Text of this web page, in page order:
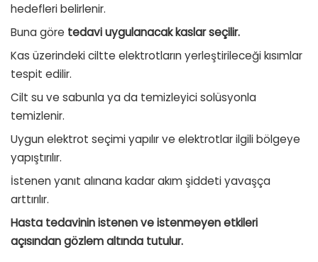
hedefleri belirlenir.
Buna göre tedavi uygulanacak kaslar seçilir.
Kas üzerindeki ciltte elektrotların yerleştirileceği kısımlar
tespit edilir.
Cilt su ve sabunla ya da temizleyici solüsyonla
temizlenir.
Uygun elektrot seçimi yapılır ve elektrotlar ilgili bölgeye
yapıştırılır.
İstenen yanıt alınana kadar akım şiddeti yavaşça
arttırılır.
Hasta tedavinin istenen ve istenmeyen etkileri
açısından gözlem altında tutulur.